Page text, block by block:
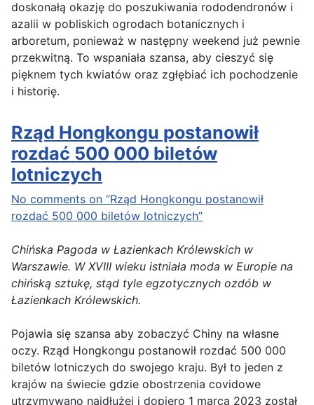
doskonałą okazję do poszukiwania rododendronów i
azalii w pobliskich ogrodach botanicznych i
arboretum, ponieważ w następny weekend już pewnie
przekwitną. To wspaniała szansa, aby cieszyć się
pięknem tych kwiatów oraz zgłębiać ich pochodzenie
i historię.
Rząd Hongkongu postanowił
rozdać 500 000 biletów
lotniczych
No comments on “Rząd Hongkongu postanowił
rozdać 500 000 biletów lotniczych”
Chińska Pagoda w Łazienkach Królewskich w
Warszawie. W XVIII wieku istniała moda w Europie na
chińską sztukę, stąd tyle egzotycznych ozdób w
Łazienkach Królewskich.
Pojawia się szansa aby zobaczyć Chiny na własne
oczy. Rząd Hongkongu postanowił rozdać 500 000
biletów lotniczych do swojego kraju. Był to jeden z
krajów na świecie gdzie obostrzenia covidowe
utrzymywano najdłużej i dopiero 1 marca 2023 został